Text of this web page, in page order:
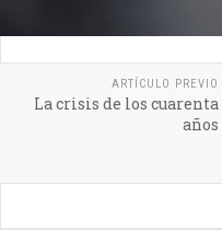
ARTÍCULO PREVIO
La crisis de los cuarenta
años